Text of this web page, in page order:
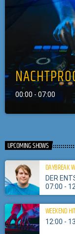
00:00 - 07:00
UPCOMING SHOWS
DAYBREAK
DER
07:00 -
WEEKEND
12:00 -